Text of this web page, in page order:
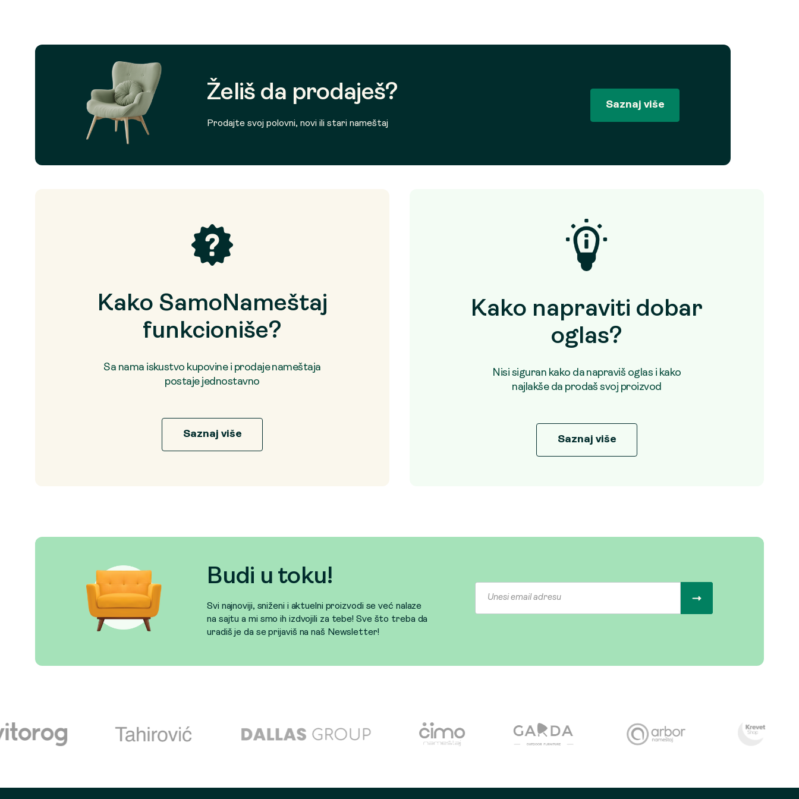
Želiš da prodaješ?
Prodajte svoj polovni, novi ili stari nameštaj
Saznaj više
Kako SamoNameštaj
funkcioniše?
Sa nama iskustvo kupovine i prodaje nameštaja
postaje jednostavno
Saznaj više
Kako napraviti dobar
oglas?
Nisi siguran kako da napraviš oglas i kako
najlakše da prodaš svoj proizvod
Saznaj više
Budi u toku!
Svi najnoviji, sniženi i aktuelni proizvodi se već nalaze
na sajtu a mi smo ih izdvojili za tebe! Sve što treba da
uradiš je da se prijaviš na naš Newsletter!